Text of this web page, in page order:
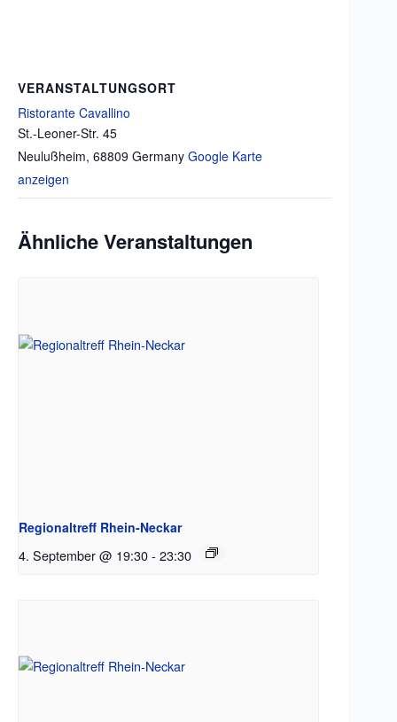
VERANSTALTUNGSORT
Ristorante Cavallino
St.-Leoner-Str. 45
Neulußheim, 68809 Germany Google Karte
anzeigen
Ähnliche Veranstaltungen
Regionaltreff Rhein-Neckar
4. September @ 19:30- 23:30